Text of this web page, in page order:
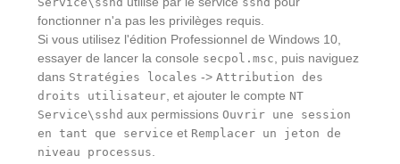
fonctionner n'a pas les privilèges requis.
Si vous utilisez l'édition Professionnel de Windows 10,
essayer de lancer la console secpol.msc, puis naviguez
dans Stratégies locales -> Attribution des
droits utilisateur, et ajouter le compte NT
Service\sshd aux permissions Ouvrir une session
en tant que service et Remplacer un jeton de
niveau processus.